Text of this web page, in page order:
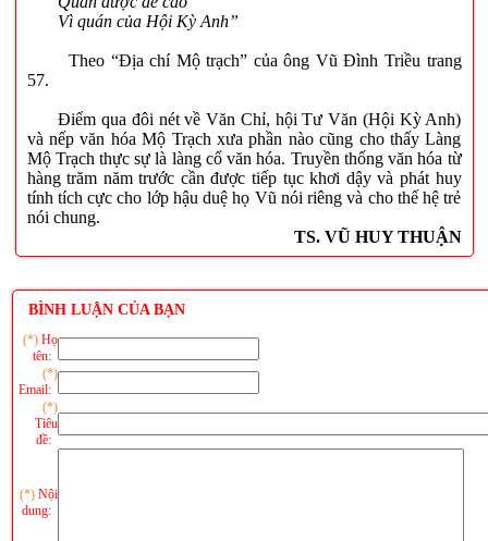
Vì quán của Hội Kỳ Anh”
Theo “Địa chí Mộ trạch” của ông Vũ Đình Triều trang
57.
Điểm qua đôi nét về Văn Chỉ, hội Tư Văn (Hội Kỳ Anh)
và nếp văn hóa Mộ Trạch xưa phần nào cũng cho thấy Làng
Mộ Trạch thực sự là làng cổ văn hóa. Truyền thống văn hóa từ
hàng trăm năm trước cần được tiếp tục khơi dậy và phát huy
tính tích cực cho lớp hậu duệ họ Vũ nói riêng và cho thế hệ trẻ
nói chung.
TS. VŨ HUY THUẬN
BÌNH LUẬN CỦA BẠN
(*) Họ
tên:
(*)
Email:
(*)
Tiêu
đề:
(*) Nội
dung: